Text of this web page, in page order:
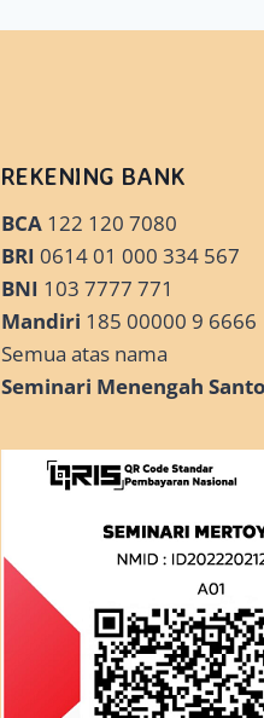
REKENING BANK
BCA 122 120 7080
BRI 0614 01 000 334 567
BNI 103 7777 771
Mandiri 185 00000 9 6666
Semua atas nama
Seminari Menengah